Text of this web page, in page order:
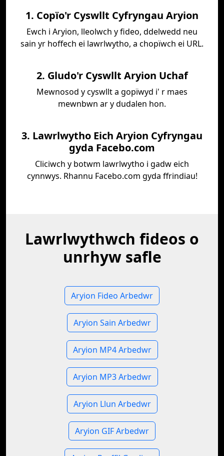
1. Copïo'r Cyswllt Cyfryngau Aryion
Ewch i Aryion, lleolwch y fideo, ddelwedd neu
sain yr hoffech ei lawrlwytho, a chopïwch ei URL.
2. Gludo'r Cyswllt Aryion Uchaf
Mewnosod y cyswllt a gopïwyd i' r maes
mewnbwn ar y dudalen hon.
3. Lawrlwytho Eich Aryion Cyfryngau
gyda Facebo.com
Cliciwch y botwm lawrlwytho i gadw eich
cynnwys. Rhannu Facebo.com gyda ffrindiau!
Lawrlwythwch fideos o
unrhyw safle
Aryion Fideo Arbedwr
Aryion Sain Arbedwr
Aryion MP4 Arbedwr
Aryion MP3 Arbedwr
Aryion Llun Arbedwr
Aryion GIF Arbedwr